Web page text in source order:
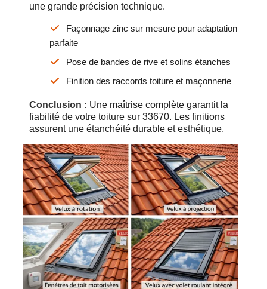
une grande précision technique.
Façonnage zinc sur mesure pour adaptation
parfaite
Pose de bandes de rive et solins étanches
Finition des raccords toiture et maçonnerie
Conclusion : Une maîtrise complète garantit la
fiabilité de votre toiture sur 33670. Les finitions
assurent une étanchéité durable et esthétique.